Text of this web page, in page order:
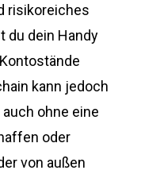
risikoreiches
du dein Handy
kann jedoch
ohne eine
oder
von außen